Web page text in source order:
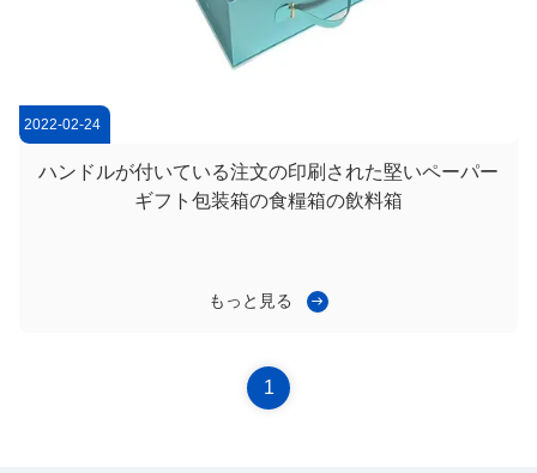
2022-02-24
ハンドルが付いている注文の印刷された堅いペーパー
ギフト包装箱の食糧箱の飲料箱
もっと見る
1